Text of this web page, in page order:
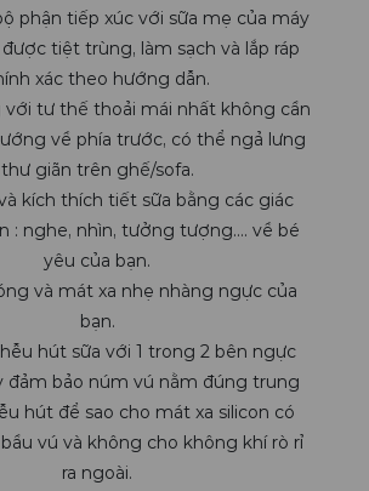
phận tiếp xúc với sữa mẹ của máy
tiệt trùng, làm sạch và lắp ráp
xác theo hướng dẫn.
với tư thế thoải mái nhất không cần
về phía trước, có thể ngả lưng
thư giãn trên ghế/sofa.
kích thích tiết sữa bằng các giác
: nghe, nhìn, tưởng tượng…. về bé
yêu của bạn.
và mát xa nhẹ nhàng ngực của
bạn.
hút sữa với 1 trong 2 bên ngực
đảm bảo núm vú nằm đúng trung
hút để sao cho mát xa silicon có
vú và không cho không khí rò rỉ
ra ngoài.